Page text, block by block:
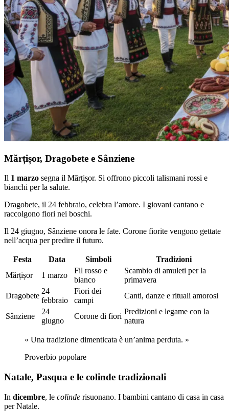
Mărțișor, Dragobete e Sânziene
Il 1 marzo segna il Mărțișor. Si offrono piccoli talismani rossi e
bianchi per la salute.
Dragobete, il 24 febbraio, celebra l’amore. I giovani cantano e
raccolgono fiori nei boschi.
Il 24 giugno, Sânziene onora le fate. Corone fiorite vengono gettate
nell’acqua per predire il futuro.
Festa Data Simboli
Tradizioni
Mărțișor
1 marzo
Fil rosso e
bianco
Scambio di amuleti per la
primavera
Dragobete
24
febbraio
Fiori dei
campi
Canti, danze e rituali amorosi
Sânziene
24
giugno
Corone di fiori
Predizioni e legame con la
natura
« Una tradizione dimenticata è un’anima perduta. »
Proverbio popolare
Natale, Pasqua e le colinde tradizionali
In dicembre, le colinde risuonano. I bambini cantano di casa in casa
per Natale.